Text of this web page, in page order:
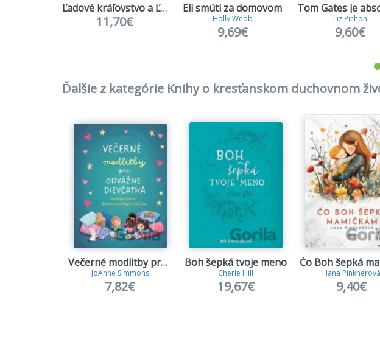
Ľadové kráľovstvo a Ľadové kráľovstvo 2
11,70€
Eli smúti za domovom
Holly Webb
9,69€
Liz Pichon
9,60€
Ďalšie z kategórie Knihy o kresťanskom duchovnom
Večerné modlitby pre odvážne dievčatká
JoAnne Simmons
7,82€
Boh šepká tvoje meno
Cherie Hill
19,67€
Hana Pinknerová
9,40€